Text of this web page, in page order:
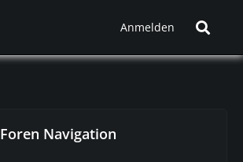
Anmelden
Foren Navigation